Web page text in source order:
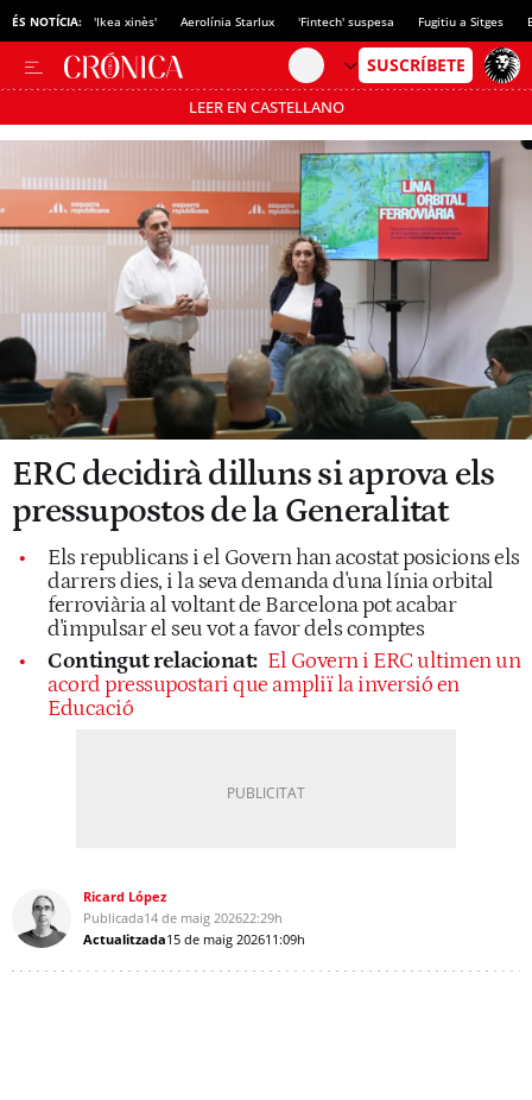
ÉS NOTÍCIA: 'Ikea xinès' Aerolínia Starlux 'Fintech' suspesa Fugitiu a Sitges
LEER EN CASTELLANO
Passa’t al mode estalvi
ERC decidirà dilluns si aprova els
pressupostos de la Generalitat
Els republicans i el Govern han acostat posicions els
darrers dies, i la seva demanda d'una línia orbital
ferroviària al voltant de Barcelona pot acabar
d'impulsar el seu vot a favor dels comptes
Contingut relacionat: El Govern i ERC ultimen un
acord pressupostari que ampliï la inversió en
Educació
Ricard López
Publicada14 de maig 202622:29h
Actualitzada15 de maig 202611:09h